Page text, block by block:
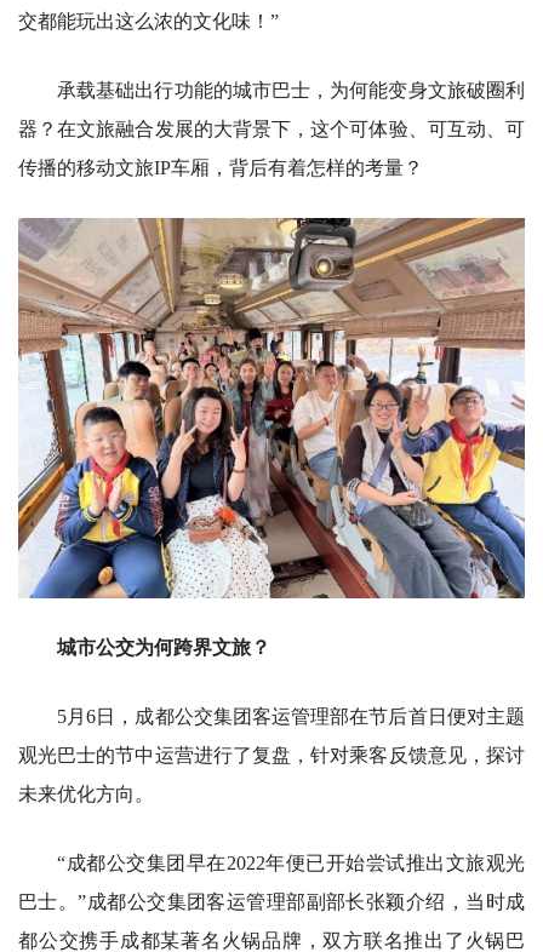
交都能玩出这么浓的文化味！”
承载基础出行功能的城市巴士，为何能变身文旅破圈利
器？在文旅融合发展的大背景下，这个可体验、可互动、可
传播的移动文旅IP车厢，背后有着怎样的考量？
城市公交为何跨界文旅？
5月6日，成都公交集团客运管理部在节后首日便对主题
观光巴士的节中运营进行了复盘，针对乘客反馈意见，探讨
未来优化方向。
“成都公交集团早在2022年便已开始尝试推出文旅观光
巴士。”成都公交集团客运管理部副部长张颖介绍，当时成
都公交携手成都某著名火锅品牌，双方联名推出了火锅巴